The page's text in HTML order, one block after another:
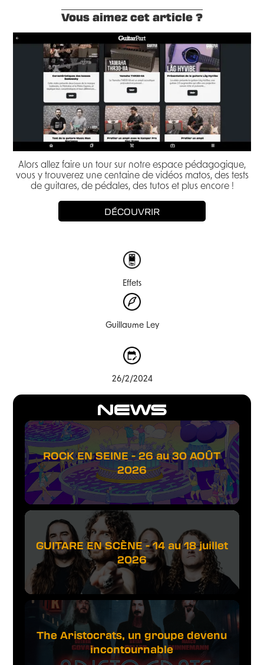
NEWS
ROCK EN SEINE - 26 au 30 AOÛT
2026
GUITARE EN SCÈNE - 14 au 18 juillet
2026
The Aristocrats, un groupe devenu
incontournable
Vous aimez cet article ?
Alors allez faire un tour sur notre espace pédagogique,
vous y trouverez une centaine de vidéos matos, des tests
de guitares, de pédales, des tutos et plus encore !
DÉCOUVRIR
Effets
Guillaume Ley
26/2/2024